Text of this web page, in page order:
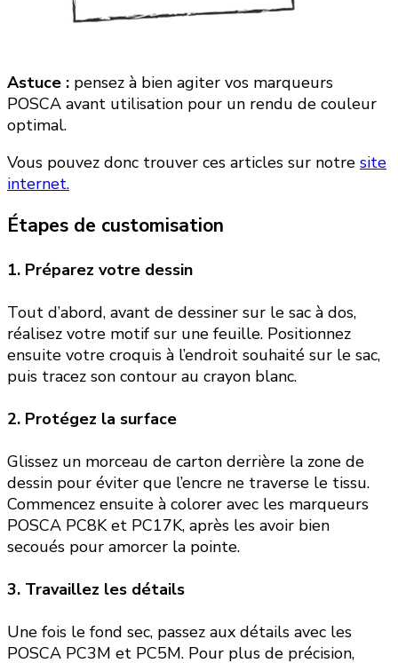
Astuce : pensez à bien agiter vos marqueurs
POSCA avant utilisation pour un rendu de couleur
optimal.
Vous pouvez donc trouver ces articles sur notre site
internet.
Étapes de customisation
1. Préparez votre dessin
Tout d’abord, avant de dessiner sur le sac à dos,
réalisez votre motif sur une feuille. Positionnez
ensuite votre croquis à l’endroit souhaité sur le sac,
puis tracez son contour au crayon blanc.
2. Protégez la surface
Glissez un morceau de carton derrière la zone de
dessin pour éviter que l’encre ne traverse le tissu.
Commencez ensuite à colorer avec les marqueurs
POSCA PC8K et PC17K, après les avoir bien
secoués pour amorcer la pointe.
3. Travaillez les détails
Une fois le fond sec, passez aux détails avec les
POSCA PC3M et PC5M. Pour plus de précision,